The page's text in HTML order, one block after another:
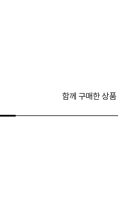
함께 구매한 상품